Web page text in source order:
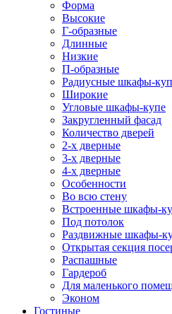
Форма
Высокие
Г-образные
Длинные
Низкие
П-образные
Радиусные шкафы-
Широкие
Угловые шкафы-купе
Закругленный фасад
Количество дверей
2-х дверные
3-х дверные
4-х дверные
Особенности
Во всю стену
Встроенные шкафы-
Под потолок
Раздвижные шкафы-
Открытая секция
Распашные
Гардероб
Для маленького
Эконом
Гостиные